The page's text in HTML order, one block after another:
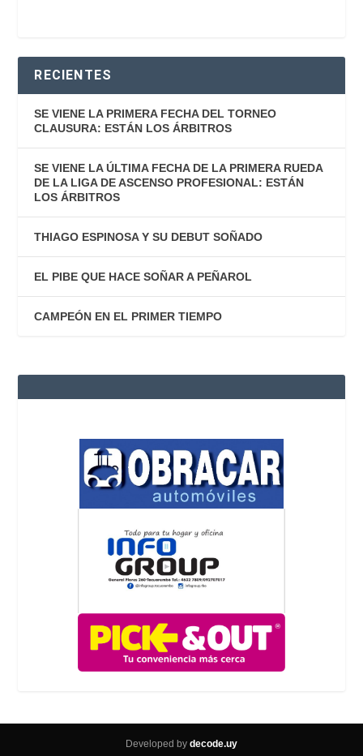
RECIENTES
SE VIENE LA PRIMERA FECHA DEL TORNEO
CLAUSURA: ESTÁN LOS ÁRBITROS
SE VIENE LA ÚLTIMA FECHA DE LA PRIMERA RUEDA
DE LA LIGA DE ASCENSO PROFESIONAL: ESTÁN
LOS ÁRBITROS
THIAGO ESPINOSA Y SU DEBUT SOÑADO
EL PIBE QUE HACE SOÑAR A PEÑAROL
CAMPEÓN EN EL PRIMER TIEMPO
Developed by decode.uy